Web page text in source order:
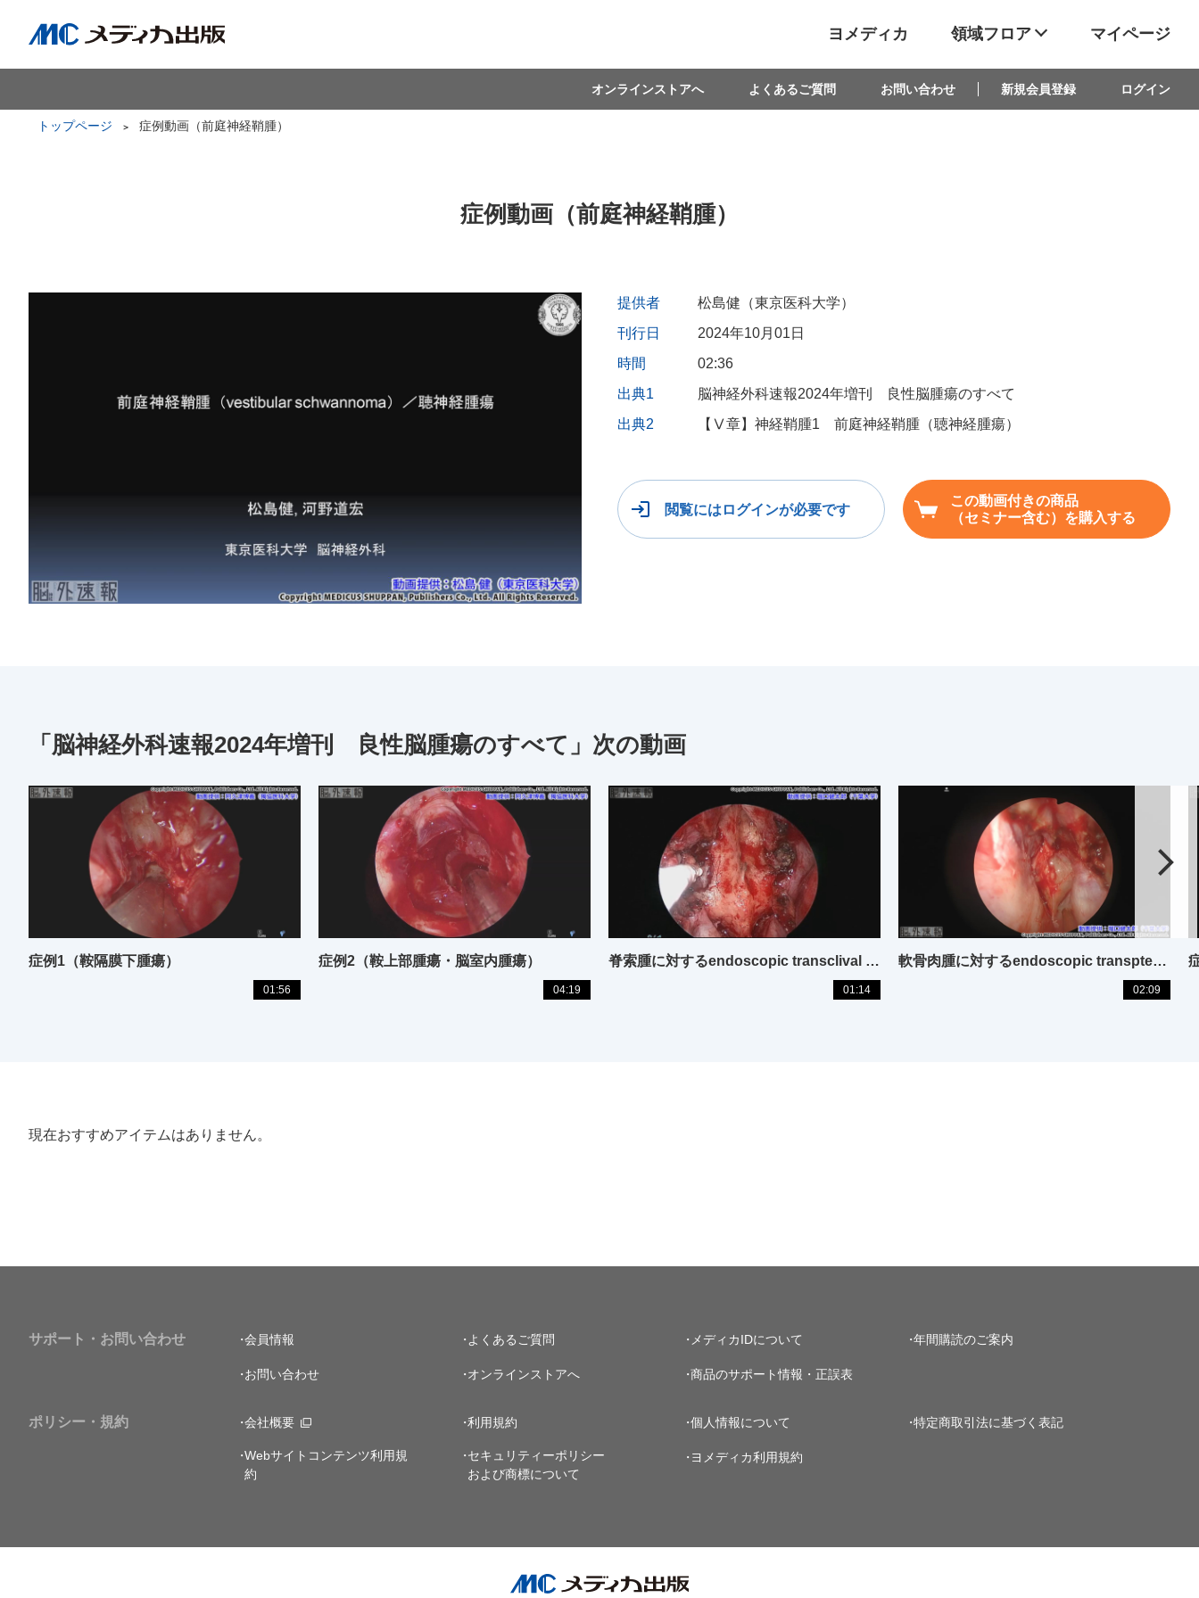
ヨメディカ 領域フロア マイページ
オンラインストアへ よくあるご質問 お問い合わせ 新規会員登録 ログイン
トップページ 症例動画（前庭神経鞘腫）
症例動画（前庭神経鞘腫）
提供者
松島健（東京医科大学）
刊行日
2024年10月01日
時間
02:36
出典1
脳神経外科速報2024年増刊 良性脳腫瘍のすべて
出典2
【Ⅴ章】神経鞘腫1 前庭神経鞘腫（聴神経腫瘍）
閲覧にはログインが必要です
この動画付きの商品
（セミナー含む）を購入する
「脳神経外科速報2024年増刊 良性脳腫瘍のすべて」次の動画
症例1（鞍隔膜下腫瘍）
01:56
症例2（鞍上部腫瘍・脳室内腫瘍）
04:19
脊索腫に対するendoscopic transclival approach
01:14
軟骨肉腫に対するendoscopic transpterygoid-transclival approach
02:09
現在おすすめアイテムはありません。
サポート・お問い合わせ 会員情報 よくあるご質問 メディカIDについて 年間購読のご案内
お問い合わせ オンラインストアへ 商品のサポート情報・正誤表
ポリシー・規約 会社概要 利用規約 個人情報について 特定商取引法に基づく表記
Webサイトコンテンツ利用規
約
セキュリティーポリシー
および商標について
ヨメディカ利用規約